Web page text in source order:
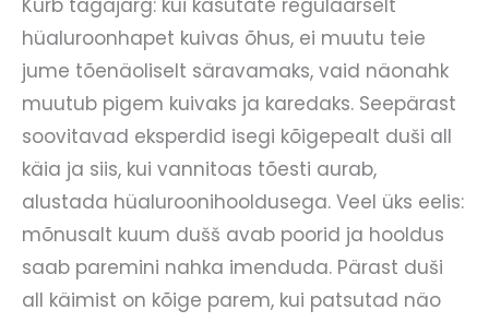
hüaluroonhapet kuivas õhus, ei muutu teie
jume tõenäoliselt säravamaks, vaid näonahk
muutub pigem kuivaks ja karedaks. Seepärast
soovitavad eksperdid isegi kõigepealt duši all
käia ja siis, kui vannitoas tõesti aurab,
alustada hüaluroonihooldusega. Veel üks eelis:
mõnusalt kuum dušš avab poorid ja hooldus
saab paremini nahka imenduda. Pärast duši
all käimist on kõige parem, kui patsutad näo